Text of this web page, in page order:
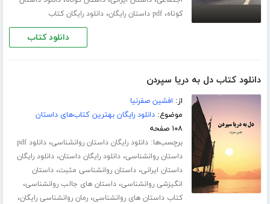
کوتاه،pdf داستان رایگان ،دانلود رایگان کتاب
دانلود کتاب
دانلود کتاب دل به دریا سپردن
از: افشین صفرنیا
موضوع:دانلود رایگان بهترین کتاب‌های داستان
۱۰۸ صفحه
برچسب‌ها:دانلود رایگان داستان روانشناسی،
دانلود pdf
داستان روانشناسی،دانلود رایگان داستان،دانلود رایگان
داستان ایرانی،داستان روانشناسی مثبت،داستان
انگیزشی روانشناسی،داستان های جالب روانشناسی،
کتاب داستان های روانشناسی،رمان روانشناسی رایگان،